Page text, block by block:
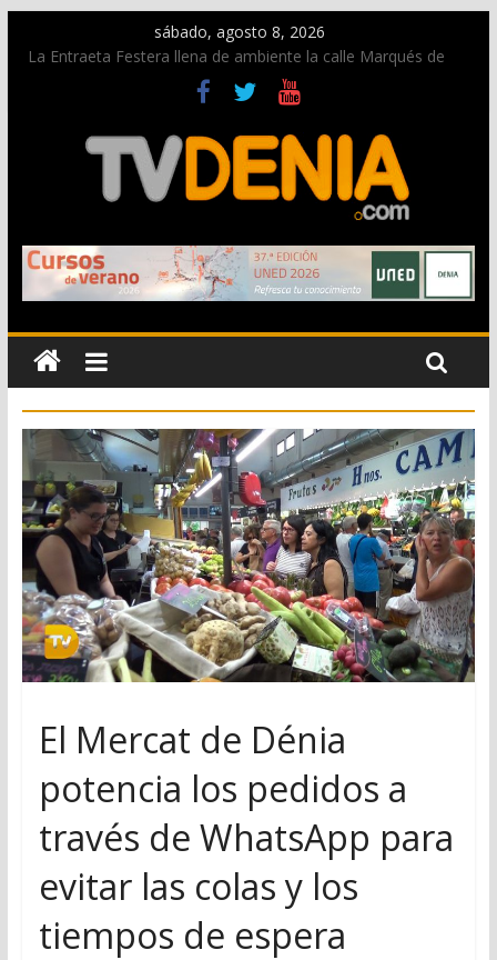
sábado, agosto 8, 2026
La Entraeta Festera llena de ambiente la calle Marqués de
Campo con la recepción a la Capitanía Cristiana
Dos personas fallecen en un grave accidente en la N-332
entre Benissa y Calp
Una nueva oportunidad para donar sangre en Cruz Roja
El bando moro protagonista en la Segunda Entraeta Festera
Paco Adsuar dona al Arxiu de Dénia más de 50.000 imágenes
de la memoria visual de la ciudad
El Mercat de Dénia
potencia los pedidos a
través de WhatsApp para
evitar las colas y los
tiempos de espera